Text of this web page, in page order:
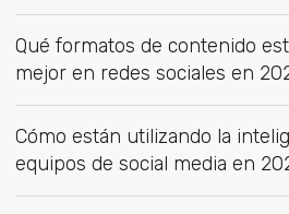
Qué formatos de contenido
mejor en redes sociales en
Cómo están utilizando la
equipos de social media en